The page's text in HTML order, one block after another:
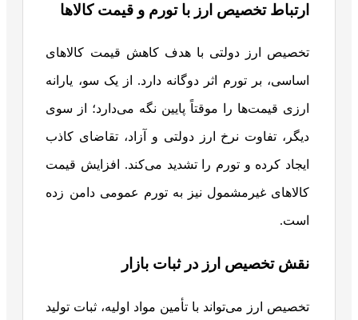
ارتباط تخصیص ارز با تورم و قیمت کالاها
تخصیص ارز دولتی با هدف کاهش قیمت کالاهای
اساسی، بر تورم اثر دوگانه دارد. از یک سو، یارانه
ارزی قیمت‌ها را موقتاً پایین نگه می‌دارد؛ از سوی
دیگر، تفاوت نرخ ارز دولتی و آزاد، تقاضای کاذب
ایجاد کرده و تورم را تشدید می‌کند. افزایش قیمت
کالاهای غیرمشمول نیز به تورم عمومی دامن زده
است.
نقش تخصیص ارز در ثبات بازار
تخصیص ارز می‌تواند با تأمین مواد اولیه، ثبات تولید